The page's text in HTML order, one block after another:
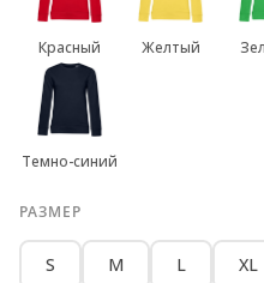
Красный Желтый
Темно-синий
РАЗМЕР
S M L XL